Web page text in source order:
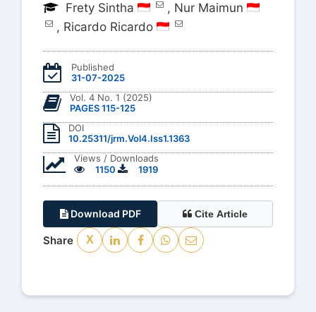
Frety Sintha , Nur Maimun
, Ricardo Ricardo
Published
31-07-2025
Vol. 4 No. 1 (2025)
PAGES 115-125
DOI
10.25311/jrm.Vol4.Iss1.1363
Views / Downloads
1150
1919
Download PDF Cite Article
Share X